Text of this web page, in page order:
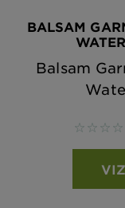
BALSAM
Balsam
No